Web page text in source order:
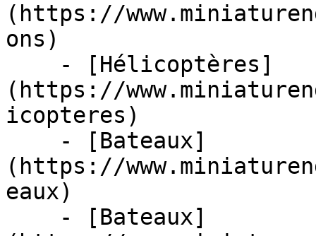
(https://
ons)
(https://
icopteres)
(https://
eaux)